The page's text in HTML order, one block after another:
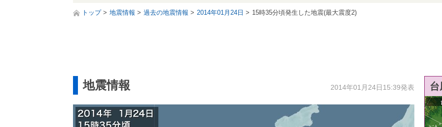
トップ 地震情報 過去の地震情報 2014年01月24日 15時35分頃発生した地震(最大震度2)
地震情報 2014年01月24日15:39発表